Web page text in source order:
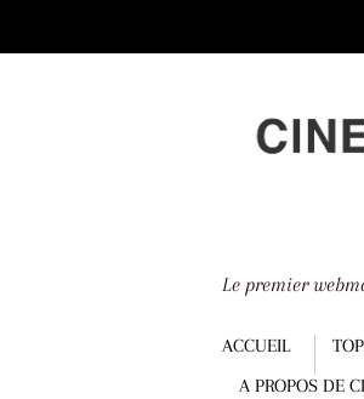
down
Le premier
Menu
ACCUEIL
A PROPOS DE